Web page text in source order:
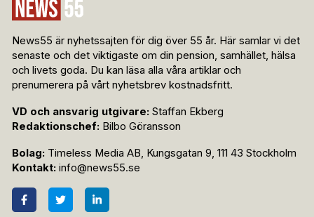
News55 är nyhetssajten för dig över 55 år. Här samlar vi det
senaste och det viktigaste om din pension, samhället, hälsa
och livets goda. Du kan läsa alla våra artiklar och
prenumerera på vårt nyhetsbrev kostnadsfritt.
VD och ansvarig utgivare: Staffan Ekberg
Redaktionschef: Bilbo Göransson
Bolag: Timeless Media AB, Kungsgatan 9, 111 43 Stockholm
Kontakt: info@news55.se